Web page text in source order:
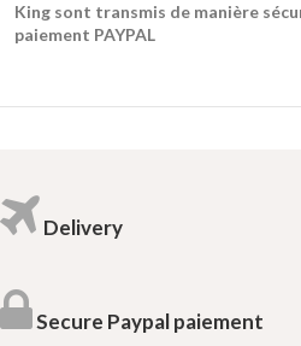
King sont transmis de manière
paiement PAYPAL
Delivery
Secure Paypal paiement